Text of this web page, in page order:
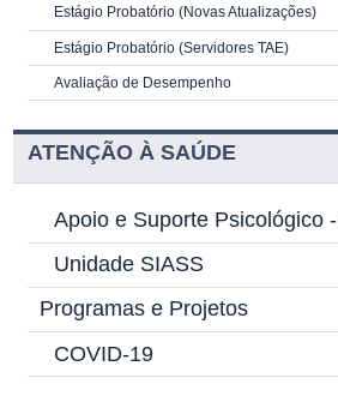
Estágio Probatório (Novas Atualizações)
Estágio Probatório (Servidores TAE)
Avaliação de Desempenho
ATENÇÃO À SAÚDE
Apoio e Suporte Psicológico -
Unidade SIASS
Programas e Projetos
COVID-19